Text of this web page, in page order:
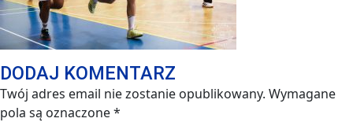
DODAJ KOMENTARZ
Twój adres email nie zostanie opublikowany. Wymagane
pola są oznaczone*